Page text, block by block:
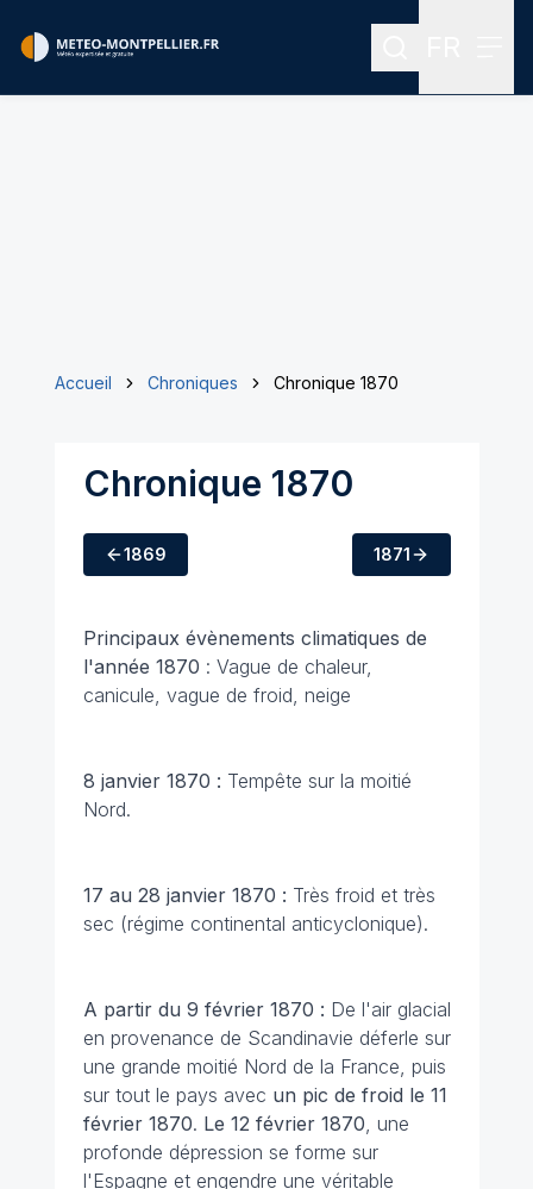
Rechercher
Accueil Chroniques Chronique 1870
Chronique 1870
1869 1871
Principaux évènements climatiques de
l'année 1870 : Vague de chaleur,
canicule, vague de froid, neige
8 janvier 1870 : Tempête sur la moitié
Nord.
17 au 28 janvier 1870 : Très froid et très
sec (régime continental anticyclonique).
A partir du 9 février 1870 : De l'air glacial
en provenance de Scandinavie déferle sur
une grande moitié Nord de la France, puis
sur tout le pays avec un pic de froid le 11
février 1870. Le 12 février 1870, une
profonde dépression se forme sur
l'Espagne et engendre une véritable